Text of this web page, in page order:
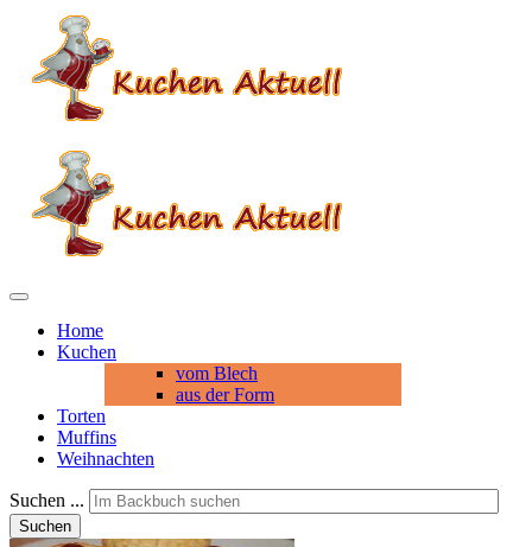
Home
Kuchen
vom Blech
aus der Form
Torten
Muffins
Weihnachten
Suchen ...
Suchen